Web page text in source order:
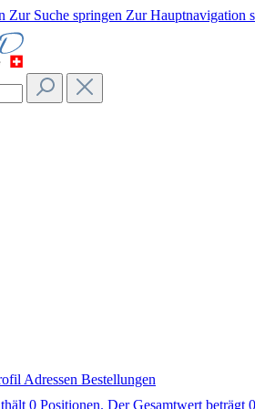
Zur Suche springen Zur Hauptnavigation
Adressen Bestellungen
0 Positionen. Der Gesamtwert beträgt